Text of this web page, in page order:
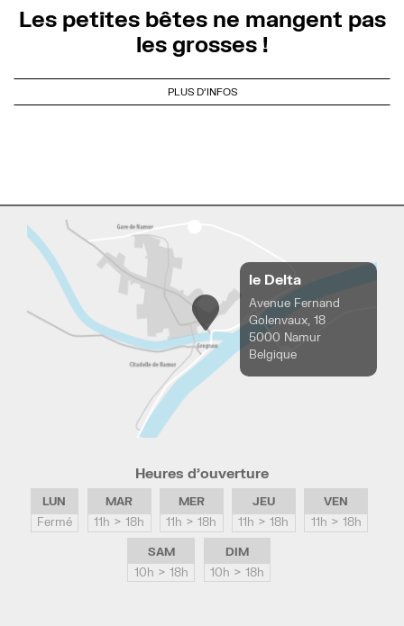
Les petites bêtes ne mangent pas
les grosses !
PLUS D'INFOS
le Delta
Avenue Fernand
Golenvaux, 18
5000 Namur
Belgique
Heures d’ouverture
LUN
Fermé
MAR
11h > 18h
MER
11h > 18h
JEU
11h > 18h
VEN
11h > 18h
SAM
10h > 18h
DIM
10h > 18h